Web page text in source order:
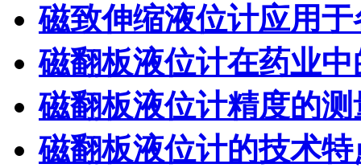
磁致伸缩液位计应用
磁翻板液位计在药业
磁翻板液位计精度的
磁翻板液位计的技术